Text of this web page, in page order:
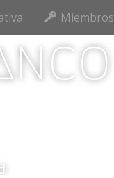
Miembros